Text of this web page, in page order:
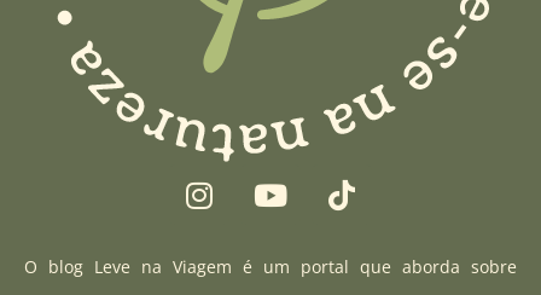
I
n
t
Y
o
t
T
i
t
O blog Leve na Viagem é um portal que aborda sobre